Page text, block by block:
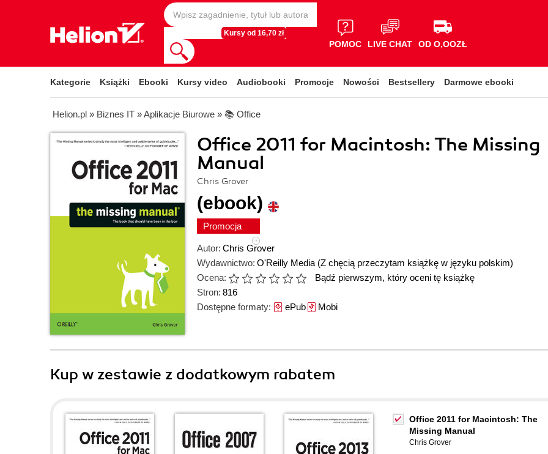
Kursy od 16,70 zł
POMOC LIVE CHAT OD O,OOZŁ
Kategorie Książki Ebooki Kursy video Audiobooki Promocje Nowości Bestsellery Darmowe ebooki
Helion.pl » Biznes IT »Aplikacje Biurowe » 📚 Office
Office 2011 for Macintosh: The Missing
Manual
Chris Grover
(ebook)
Promocja
Autor: Chris Grover
Wydawnictwo: O'Reilly Media (Z chęcią przeczytam książkę w języku polskim)
Ocena:
Bądź pierwszym, który oceni tę książkę
Stron: 816
Dostępne formaty: ePubMobi
Kup w zestawie z dodatkowym rabatem
Office 2011 for Macintosh: The
Missing Manual
Chris Grover